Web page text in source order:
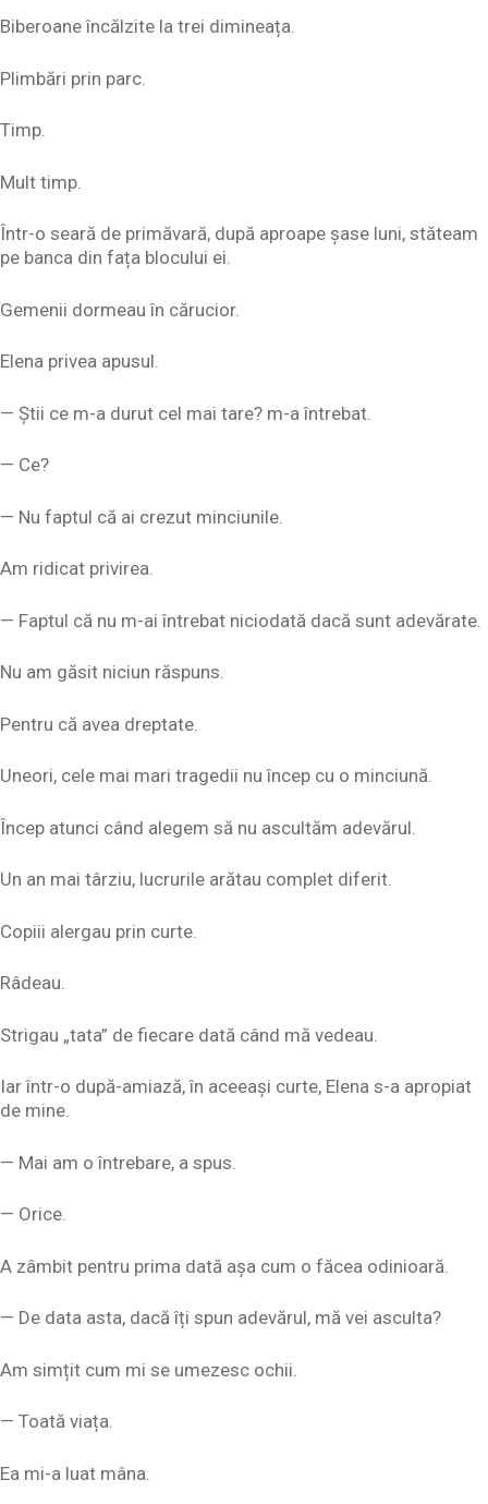
Biberoane încălzite la trei dimineața.
Plimbări prin parc.
Timp.
Mult timp.
Într-o seară de primăvară, după aproape șase luni, stăteam
pe banca din fața blocului ei.
Gemenii dormeau în cărucior.
Elena privea apusul.
— Știi ce m-a durut cel mai tare? m-a întrebat.
— Ce?
— Nu faptul că ai crezut minciunile.
Am ridicat privirea.
— Faptul că nu m-ai întrebat niciodată dacă sunt adevărate.
Nu am găsit niciun răspuns.
Pentru că avea dreptate.
Uneori, cele mai mari tragedii nu încep cu o minciună.
Încep atunci când alegem să nu ascultăm adevărul.
Un an mai târziu, lucrurile arătau complet diferit.
Copiii alergau prin curte.
Râdeau.
Strigau „tata” de fiecare dată când mă vedeau.
Iar într-o după-amiază, în aceeași curte, Elena s-a apropiat
de mine.
— Mai am o întrebare, a spus.
— Orice.
A zâmbit pentru prima dată așa cum o făcea odinioară.
— De data asta, dacă îți spun adevărul, mă vei asculta?
Am simțit cum mi se umezesc ochii.
— Toată viața.
Ea mi-a luat mâna.